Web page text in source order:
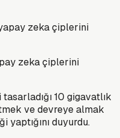
zeka çiplerini
10 gigavatlık
ve devreye almak
duyurdu.